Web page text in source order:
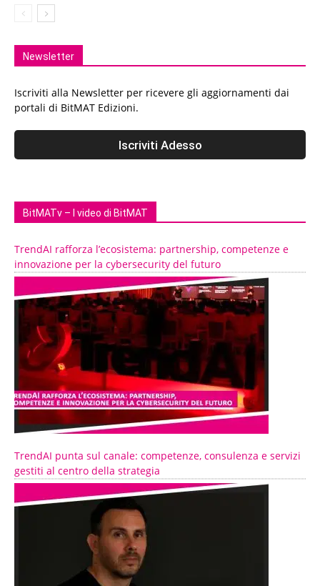
Newsletter
Iscriviti alla Newsletter per ricevere gli aggiornamenti dai
portali di BitMAT Edizioni.
BitMATv – I video di BitMAT
TrendAI rafforza l’ecosistema: partnership, competenze e
innovazione per la cybersecurity del futuro
TrendAI punta sul canale: competenze, consulenza e servizi
gestiti al centro della strategia